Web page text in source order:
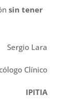
sin tener
Sergio Lara
Clínico
IPITIA